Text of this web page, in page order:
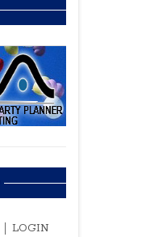
LOGIN